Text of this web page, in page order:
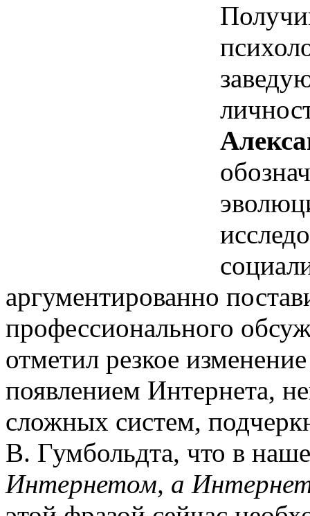
аргументированно
профессионального
отметил резкое
появлением Интернета,
сложных систем,
В. Гумбольдта, что в
Интернетом, а Интернет